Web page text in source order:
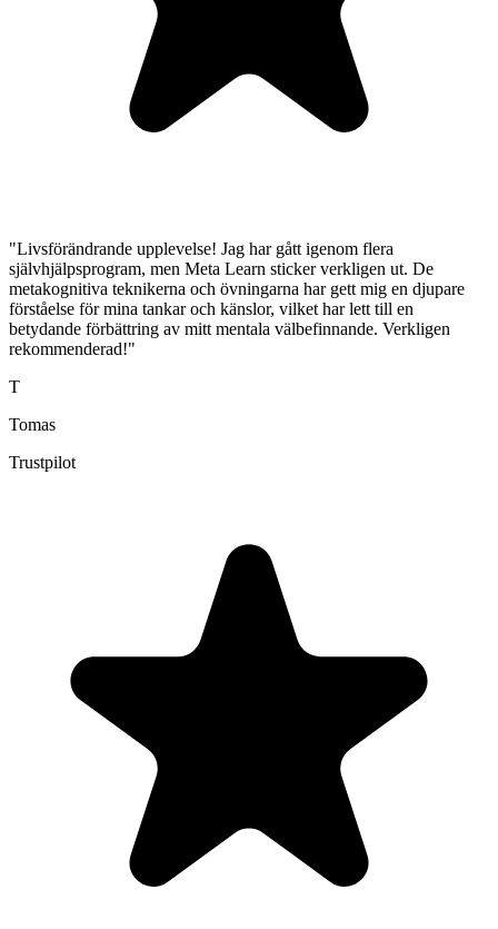
"Livsförändrande upplevelse! Jag har gått igenom flera
självhjälpsprogram, men Meta Learn sticker verkligen ut. De
metakognitiva teknikerna och övningarna har gett mig en djupare
förståelse för mina tankar och känslor, vilket har lett till en
betydande förbättring av mitt mentala välbefinnande. Verkligen
rekommenderad!"
T
Tomas
Trustpilot